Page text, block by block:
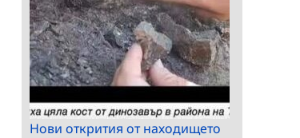
Нови открития от находището